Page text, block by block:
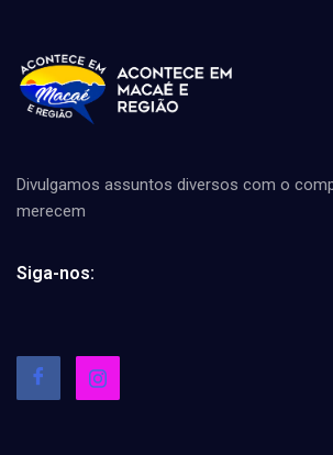
Divulgamos assuntos diversos com o
merecem
Siga-nos: